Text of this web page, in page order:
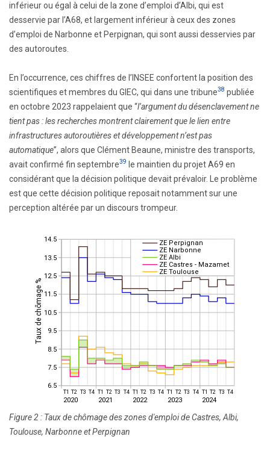
inférieur ou égal à celui de la zone d’emploi d’Albi, qui est
desservie par l’A68, et largement inférieur à ceux des zones
d’emploi de Narbonne et Perpignan, qui sont aussi desservies par
des autoroutes.
En l’occurrence, ces chiffres de l’INSEE confortent la position des
scientifiques et membres du GIEC, qui dans une tribune38 publiée
en octobre 2023 rappelaient que “l’argument du désenclavement ne
tient pas : les recherches montrent clairement que le lien entre
infrastructures autoroutières et développement n’est pas
automatique”, alors que Clément Beaune, ministre des transports,
avait confirmé fin septembre39
le maintien du projet A69 en
considérant que la décision politique devait prévaloir. Le problème
est que cette décision politique reposait notamment sur une
perception altérée par un discours trompeur.
Figure 2 : Taux de chômage des zones d'emploi de Castres, Albi,
Toulouse, Narbonne et Perpignan